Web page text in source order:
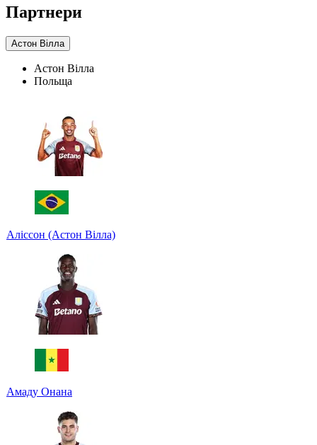
Партнери
Астон Вілла
Астон Вілла
Польща
Аліссон (Астон Вілла)
Амаду Онана